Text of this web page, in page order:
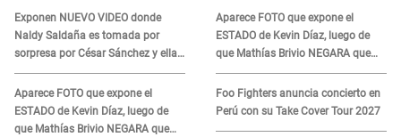
Exponen NUEVO VIDEO donde
Naldy Saldaña es tomada por
sorpresa por César Sánchez y ella
evidencia su REACCIÓN: Le agarró
la mano
Aparece FOTO que expone el
ESTADO de Kevin Díaz, luego de
que Mathías Brivio NEGARA que
Aparece FOTO que expone el
ESTADO de Kevin Díaz, luego de
que Mathías Brivio NEGARA que
fue un accidente: Lleva collarín
Foo Fighters anuncia concierto en
Perú con su Take Cover Tour 2027